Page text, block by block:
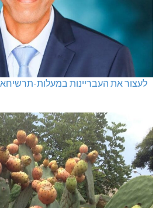
לעצור את העבריינות במעלות-תרשיחא